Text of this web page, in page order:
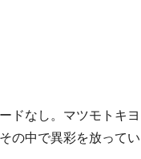
ドなし。マツモトキヨ
の中で異彩を放ってい